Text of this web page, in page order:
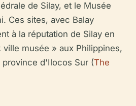
de Silay, et le Musée
Ces sites, avec Balay
à la réputation de Silay en
musée » aux Philippines,
province d'Ilocos Sur (The